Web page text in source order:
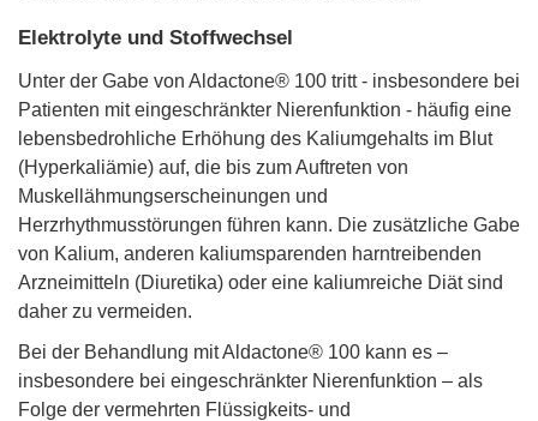
Elektrolyte und Stoffwechsel
Unter der Gabe von Aldactone® 100 tritt - insbesondere bei
Patienten mit eingeschränkter Nierenfunktion - häufig eine
lebensbedrohliche Erhöhung des Kaliumgehalts im Blut
(Hyperkaliämie) auf, die bis zum Auftreten von
Muskellähmungserscheinungen und
Herzrhythmusstörungen führen kann. Die zusätzliche Gabe
von Kalium, anderen kaliumsparenden harntreibenden
Arzneimitteln (Diuretika) oder eine kaliumreiche Diät sind
daher zu vermeiden.
Bei der Behandlung mit Aldactone® 100 kann es –
insbesondere bei eingeschränkter Nierenfunktion – als
Folge der vermehrten Flüssigkeits- und